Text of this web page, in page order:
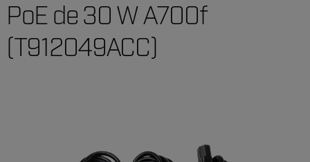
PoE de 30 W A700f
(T912049ACC)